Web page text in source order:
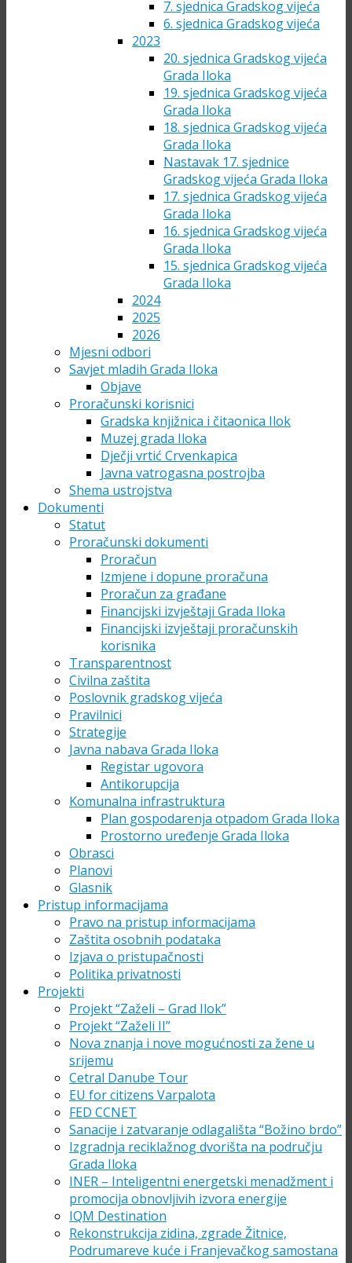
7. sjednica Gradskog vijeća
6. sjednica Gradskog vijeća
2023
20. sjednica Gradskog vijeća
Grada Iloka
19. sjednica Gradskog vijeća
Grada Iloka
18. sjednica Gradskog vijeća
Grada Iloka
Nastavak 17. sjednice
Gradskog vijeća Grada Iloka
17. sjednica Gradskog vijeća
Grada Iloka
16. sjednica Gradskog vijeća
Grada Iloka
15. sjednica Gradskog vijeća
Grada Iloka
2024
2025
2026
Mjesni odbori
Savjet mladih Grada Iloka
Objave
Proračunski korisnici
Gradska knjižnica i čitaonica Ilok
Muzej grada Iloka
Dječji vrtić Crvenkapica
Javna vatrogasna postrojba
Shema ustrojstva
Dokumenti
Statut
Proračunski dokumenti
Proračun
Izmjene i dopune proračuna
Proračun za građane
Financijski izvještaji Grada Iloka
Financijski izvještaji proračunskih
korisnika
Transparentnost
Civilna zaštita
Poslovnik gradskog vijeća
Pravilnici
Strategije
Javna nabava Grada Iloka
Registar ugovora
Antikorupcija
Komunalna infrastruktura
Plan gospodarenja otpadom Grada Iloka
Prostorno uređenje Grada Iloka
Obrasci
Planovi
Glasnik
Pristup informacijama
Pravo na pristup informacijama
Zaštita osobnih podataka
Izjava o pristupačnosti
Politika privatnosti
Projekti
Projekt “Zaželi – Grad Ilok”
Projekt “Zaželi II”
Nova znanja i nove mogućnosti za žene u
srijemu
Cetral Danube Tour
EU for citizens Varpalota
FED CCNET
Sanacije i zatvaranje odlagališta “Božino brdo”
Izgradnja reciklažnog dvorišta na području
Grada Iloka
INER – Inteligentni energetski menadžment i
promocija obnovljivih izvora energije
IQM Destination
Rekonstrukcija zidina, zgrade Žitnice,
Podrumareve kuće i Franjevačkog samostana